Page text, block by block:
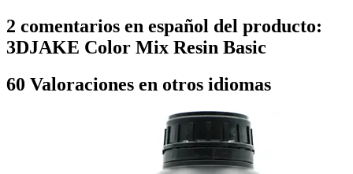
2 comentarios en español del producto:
3DJAKE Color Mix Resin Basic
60 Valoraciones en otros idiomas